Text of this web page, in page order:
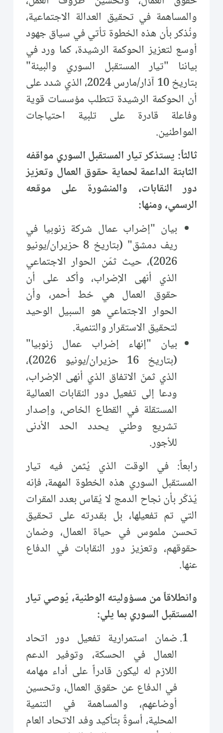
والمساهمة في تحقيق العدالة الاجتماعية،
ونُذكر بأن هذه الخطوة تأتي في سياق جهود
أوسع لتعزيز الحوكمة الرشيدة، كما ورد في
بياننا "تيار المستقبل السوري والبيئة"
بتاريخ 10 آذار/مارس 2024، الذي شدد على
أن الحوكمة الرشيدة تتطلب مؤسسات قوية
وفاعلة قادرة على تلبية احتياجات
المواطنين.
ثالثاً: يستذكر تيار المستقبل السوري مواقفه
الثابتة الداعمة لحماية حقوق العمال وتعزيز
دور النقابات، والمنشورة على موقعه
الرسمي، ومنها:
بيان "إضراب عمال شركة زنوبيا في
ريف دمشق" (بتاريخ 8 حزيران/يونيو
2026)، حيث ثمّن الحوار الاجتماعي
الذي أنهى الإضراب، وأكد على أن
حقوق العمال هي خط أحمر، وأن
الحوار الاجتماعي هو السبيل الوحيد
لتحقيق الاستقرار والتنمية.
بيان "إنهاء إضراب عمال زنوبيا"
(بتاريخ 16 حزيران/يونيو 2026)،
الذي ثمنّ الاتفاق الذي أنهى الإضراب،
ودعا إلى تفعيل دور النقابات العمالية
المستقلة في القطاع الخاص، وإصدار
تشريع وطني يحدد الحد الأدنى
للأجور.
رابعاً: في الوقت الذي يُثمن فيه تيار
المستقبل السوري هذه الخطوة المهمة، فإنه
يُذكّر بأن نجاح الدمج لا يُقاس بعدد المقرات
التي تم تفعيلها، بل بقدرته على تحقيق
تحسن ملموس في حياة العمال، وضمان
حقوقهم، وتعزيز دور النقابات في الدفاع
عنها.
وانطلاقاً من مسؤوليته الوطنية، يُوصي تيار
المستقبل السوري بما يلي:
ضمان استمرارية تفعيل دور اتحاد
العمال في الحسكة، وتوفير الدعم
اللازم له ليكون قادراً على أداء مهامه
في الدفاع عن حقوق العمال، وتحسين
أوضاعهم، والمساهمة في التنمية
المحلية، أسوةً بتأكيد وفد الاتحاد العام